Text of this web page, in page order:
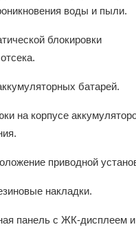
воды и пыли.
блокировки
батарей.
на корпусе
приводной
накладки.
панель с ЖК-дисплеем